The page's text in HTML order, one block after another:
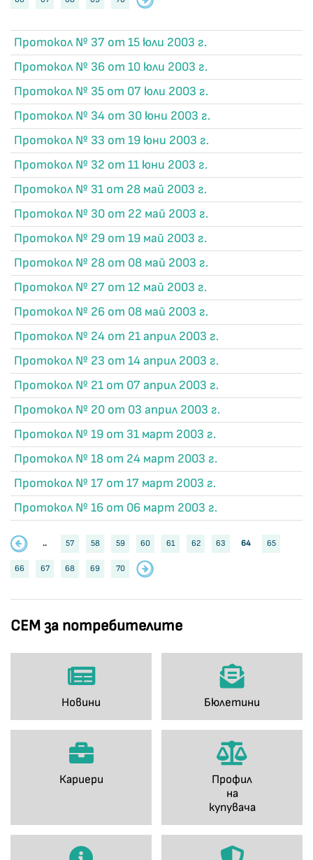
СЕМ за потребителите
Новини Бюлетини
Кариери
Профил
на
купувача
Протокол № 37 от 15 юли 2003 г.
Протокол № 36 от 10 юли 2003 г.
Протокол № 35 от 07 юли 2003 г.
Протокол № 34 от 30 юни 2003 г.
Протокол № 33 от 19 юни 2003 г.
Протокол № 32 от 11 юни 2003 г.
Протокол № 31 от 28 май 2003 г.
Протокол № 30 от 22 май 2003 г.
Протокол № 29 от 19 май 2003 г.
Протокол № 28 от 08 май 2003 г.
Протокол № 27 от 12 май 2003 г.
Протокол № 26 от 08 май 2003 г.
Протокол № 24 от 21 април 2003 г.
Протокол № 23 от 14 април 2003 г.
Протокол № 21 от 07 април 2003 г.
Протокол № 20 от 03 април 2003 г.
Протокол № 19 от 31 март 2003 г.
Протокол № 18 от 24 март 2003 г.
Протокол № 17 от 17 март 2003 г.
Протокол № 16 от 06 март 2003 г.
.. 57 58 59 60 61 62 63 64 65
66 67 68 69 70